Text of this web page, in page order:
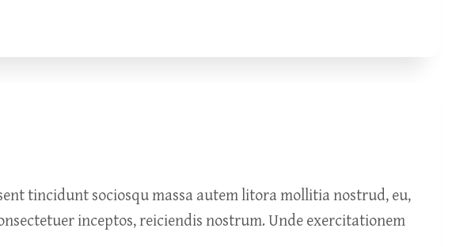
tincidunt sociosqu massa autem litora mollitia nostrud, eu,
inceptos, reiciendis nostrum. Unde exercitationem